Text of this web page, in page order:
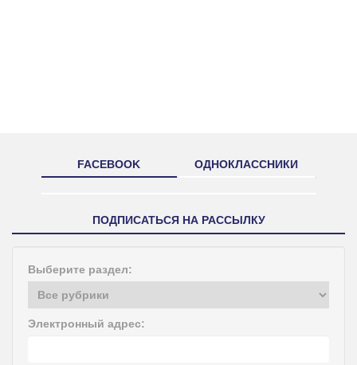
FACEBOOK ОДНОКЛАССНИКИ
ПОДПИСАТЬСЯ НА РАССЫЛКУ
Выберите раздел:
Электронный адрес: